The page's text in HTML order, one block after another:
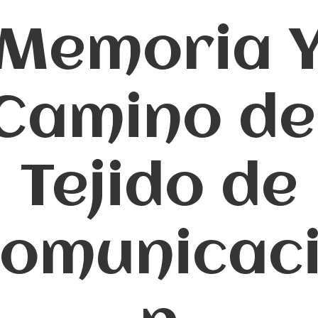
Tejido de